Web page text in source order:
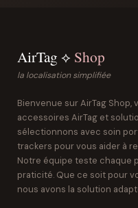
AirTag ⟡ Shop
la localisation simplifiée
Bienvenue sur AirTag
accessoires AirTag et
sélectionnons avec soin
trackers pour vous aider à
Notre équipe teste chaque
praticité. Que ce soit pour
nous avons la solution